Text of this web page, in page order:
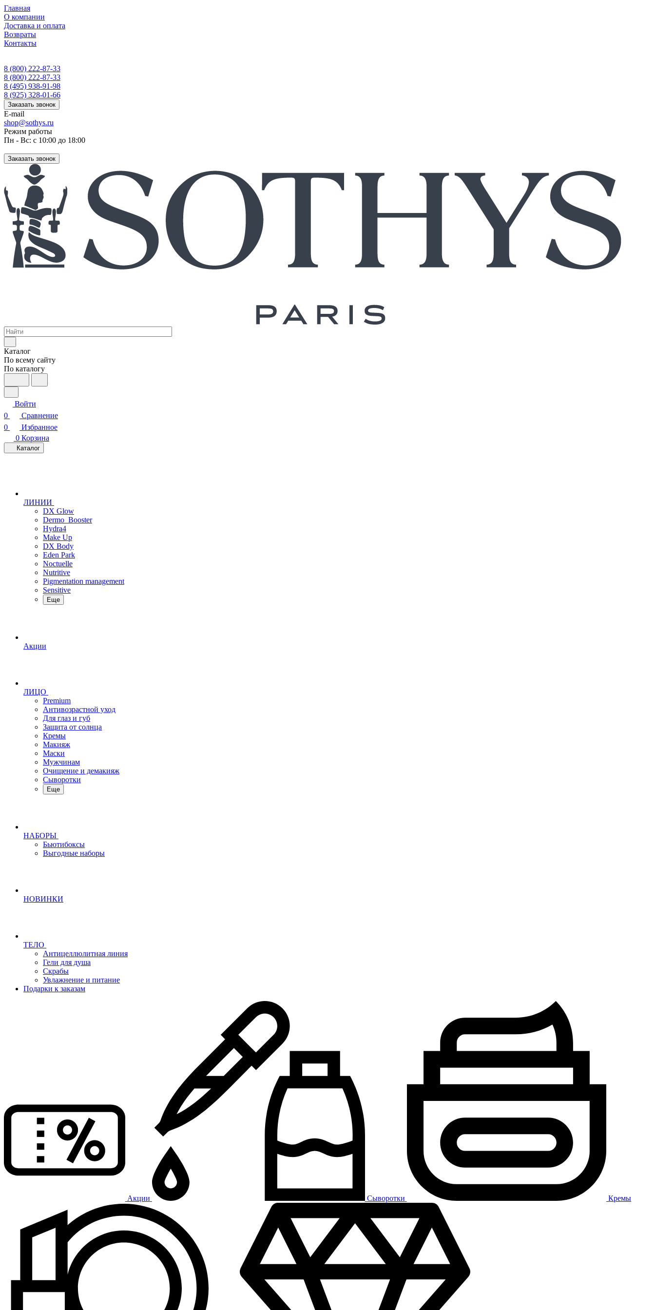
Главная
О компании
Доставка и оплата
Возвраты
Контакты
8 (800) 222-87-33
8 (800) 222-87-33
8 (495) 938-91-98
8 (925) 328-01-66
Заказать звонок
E-mail
shop@sothys.ru
Режим работы
Пн - Вс: с 10:00 до 18:00
Заказать звонок
Каталог
По всему сайту
По каталогу
Войти
0
Сравнение
0
Избранное
0 Корзина
Каталог
ЛИНИИ
DX Glow
Dermo_Booster
Hydra4
Make Up
DX Body
Eden Park
Noctuelle
Nutritive
Pigmentation management
Sensitive
Еще
Акции
ЛИЦО
Premium
Антивозрастной уход
Для глаз и губ
Защита от солнца
Кремы
Макияж
Маски
Мужчинам
Очищение и демакияж
Сыворотки
Еще
НАБОРЫ
Бьютибоксы
Выгодные наборы
НОВИНКИ
ТЕЛО
Антицеллюлитная линия
Гели для душа
Скрабы
Увлажнение и питание
Подарки к заказам
Акции Сыворотки Кремы